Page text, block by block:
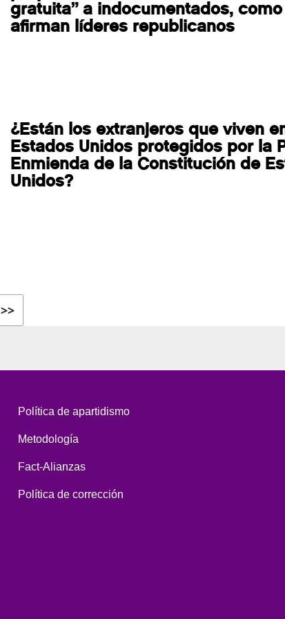
gratuita” a indocumentados, como
afirman líderes republicanos
¿Están los extranjeros que viven
Estados Unidos protegidos por la
Enmienda de la Constitución de
Unidos?
>>
Política de apartidismo
Metodología
Fact-Alianzas
Política de corrección